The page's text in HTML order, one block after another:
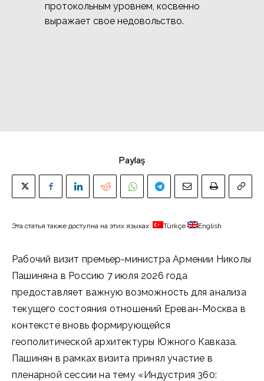
протокольным уровнем, косвенно
выражает свое недовольство.
Paylaş
Эта статья также доступна на этих языках: Türkçe English
Рабочий визит премьер-министра Армении Николы
Пашиняна в Россию 7 июля 2026 года
предоставляет важную возможность для анализа
текущего состояния отношений Ереван-Москва в
контексте вновь формирующейся
геополитической архитектуры Южного Кавказа.
Пашинян в рамках визита принял участие в
пленарной сессии на тему «Индустрия 360: